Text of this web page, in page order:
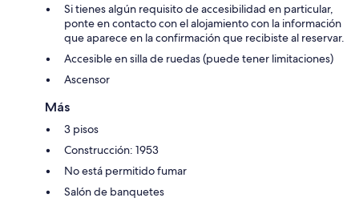
Si tienes algún requisito de accesibilidad en particular,
ponte en contacto con el alojamiento con la información
que aparece en la confirmación que recibiste al reservar.
Accesible en silla de ruedas (puede tener limitaciones)
Ascensor
Más
3 pisos
Construcción: 1953
No está permitido fumar
Salón de banquetes